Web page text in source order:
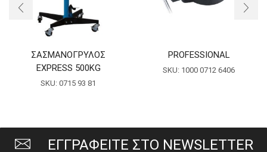
ΣΑΣΜΑΝΟΓΡΥΛΟΣ
EXPRESS 500KG
SKU: 0715 93 81
PROFESSIONAL
SKU: 1000 0712 6406
ΕΓΓΡΑΦΕΙΤΕ ΣΤΟ NEWSLETTER